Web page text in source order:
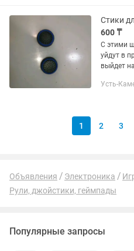
Стики
600 ₸
С этими
уйдут в
выйдет
Усть-
1 2 3
Объявления Электроника
Рули, джойстики, геймпады
Популярные запросы